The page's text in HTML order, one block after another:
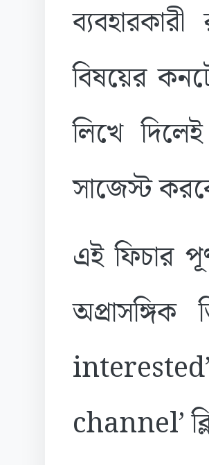
বিষয়ের
লিখে
সাজেস্ট
এই ফিচার
channel’